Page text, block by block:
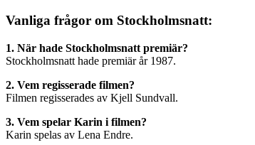
Vanliga frågor om Stockholmsnatt:
1. När hade Stockholmsnatt premiär?
Stockholmsnatt hade premiär år 1987.
2. Vem regisserade filmen?
Filmen regisserades av Kjell Sundvall.
3. Vem spelar Karin i filmen?
Karin spelas av Lena Endre.